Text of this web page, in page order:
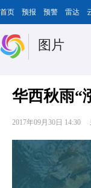
首页 预报 预警 雷达
图片
华西秋雨“
2017年09月30日 14:30